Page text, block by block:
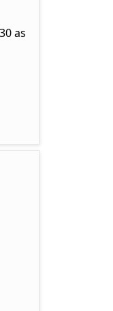
as